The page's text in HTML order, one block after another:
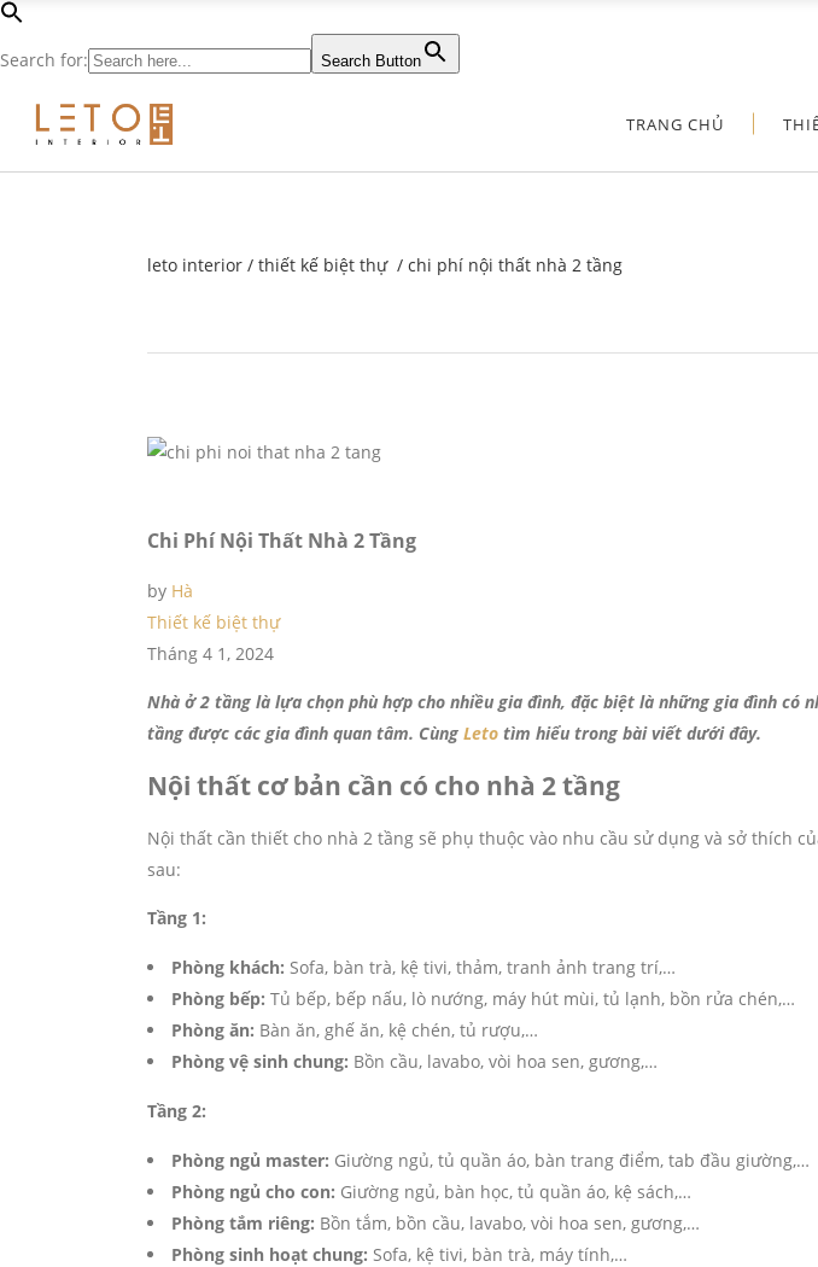
Search for: Search Button
TRANG CHỦ
leto interior / thiết kế biệt thự / chi phí nội thất nhà 2 tầng
Chi Phí Nội Thất Nhà 2 Tầng
by Hà
Thiết kế biệt thự
Tháng 4 1, 2024
Nhà ở 2 tầng là lựa chọn phù hợp cho nhiều gia đình, đặc biệt là những gia đình
tầng được các gia đình quan tâm. Cùng Leto tìm hiểu trong bài viết dưới đây.
Nội thất cơ bản cần có cho nhà 2 tầng
Nội thất cần thiết cho nhà 2 tầng sẽ phụ thuộc vào nhu cầu sử dụng và sở thích
sau:
Tầng 1:
Phòng khách: Sofa, bàn trà, kệ tivi, thảm, tranh ảnh trang trí,…
Phòng bếp: Tủ bếp, bếp nấu, lò nướng, máy hút mùi, tủ lạnh, bồn rửa chén,…
Phòng ăn: Bàn ăn, ghế ăn, kệ chén, tủ rượu,…
Phòng vệ sinh chung: Bồn cầu, lavabo, vòi hoa sen, gương,…
Tầng 2:
Phòng ngủ master: Giường ngủ, tủ quần áo, bàn trang điểm, tab đầu giường,…
Phòng ngủ cho con: Giường ngủ, bàn học, tủ quần áo, kệ sách,…
Phòng tắm riêng: Bồn tắm, bồn cầu, lavabo, vòi hoa sen, gương,…
Phòng sinh hoạt chung: Sofa, kệ tivi, bàn trà, máy tính,…